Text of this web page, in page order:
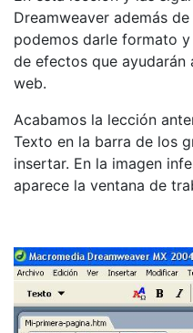
Dreamweaver además
podemos darle formato
de efectos que ayudarán
web.
Acabamos la lección
Texto en la barra de los
insertar. En la imagen
aparece la ventana de